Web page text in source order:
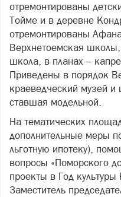
отремонтированы
Тойме и в деревне
отремонтированы
Верхнетоемская
школа, в планах –
Приведены в порядок
краеведческий музей и
ставшая модельной.
На тематических
дополнительные меры
льготную ипотеку),
вопросы «Поморского
проекты в Год культуры
Заместитель